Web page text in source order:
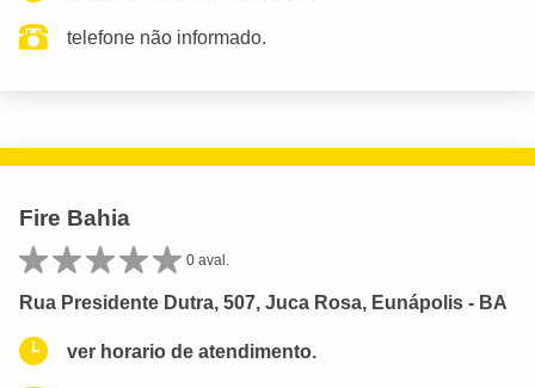
telefone não informado.
Fire Bahia
0 aval.
Rua Presidente Dutra, 507, Juca Rosa, Eunápolis - BA
ver horario de atendimento.